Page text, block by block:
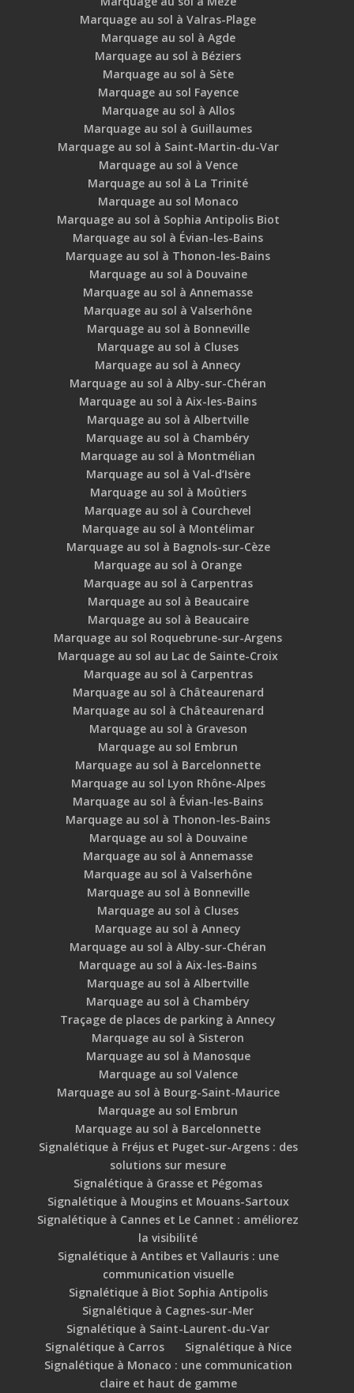
Marquage au sol à Valras-Plage
Marquage au sol à Agde
Marquage au sol à Béziers
Marquage au sol à Sète
Marquage au sol Fayence
Marquage au sol à Allos
Marquage au sol à Guillaumes
Marquage au sol à Saint-Martin-du-Var
Marquage au sol à Vence
Marquage au sol à La Trinité
Marquage au sol Monaco
Marquage au sol à Sophia Antipolis Biot
Marquage au sol à Évian-les-Bains
Marquage au sol à Thonon-les-Bains
Marquage au sol à Douvaine
Marquage au sol à Annemasse
Marquage au sol à Valserhône
Marquage au sol à Bonneville
Marquage au sol à Cluses
Marquage au sol à Annecy
Marquage au sol à Alby-sur-Chéran
Marquage au sol à Aix-les-Bains
Marquage au sol à Albertville
Marquage au sol à Chambéry
Marquage au sol à Montmélian
Marquage au sol à Val-d’Isère
Marquage au sol à Moûtiers
Marquage au sol à Courchevel
Marquage au sol à Montélimar
Marquage au sol à Bagnols-sur-Cèze
Marquage au sol à Orange
Marquage au sol à Carpentras
Marquage au sol à Beaucaire
Marquage au sol à Beaucaire
Marquage au sol Roquebrune-sur-Argens
Marquage au sol au Lac de Sainte-Croix
Marquage au sol à Carpentras
Marquage au sol à Châteaurenard
Marquage au sol à Châteaurenard
Marquage au sol à Graveson
Marquage au sol Embrun
Marquage au sol à Barcelonnette
Marquage au sol Lyon Rhône-Alpes
Marquage au sol à Évian-les-Bains
Marquage au sol à Thonon-les-Bains
Marquage au sol à Douvaine
Marquage au sol à Annemasse
Marquage au sol à Valserhône
Marquage au sol à Bonneville
Marquage au sol à Cluses
Marquage au sol à Annecy
Marquage au sol à Alby-sur-Chéran
Marquage au sol à Aix-les-Bains
Marquage au sol à Albertville
Marquage au sol à Chambéry
Traçage de places de parking à Annecy
Marquage au sol à Sisteron
Marquage au sol à Manosque
Marquage au sol Valence
Marquage au sol à Bourg-Saint-Maurice
Marquage au sol Embrun
Marquage au sol à Barcelonnette
Signalétique à Fréjus et Puget-sur-Argens : des
solutions sur mesure
Signalétique à Grasse et Pégomas
Signalétique à Mougins et Mouans-Sartoux
Signalétique à Cannes et Le Cannet : améliorez
la visibilité
Signalétique à Antibes et Vallauris : une
communication visuelle
Signalétique à Biot Sophia Antipolis
Signalétique à Cagnes-sur-Mer
Signalétique à Saint-Laurent-du-Var
Signalétique à Carros
Signalétique à Nice
Signalétique à Monaco : une communication
claire et haut de gamme